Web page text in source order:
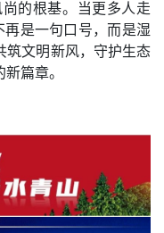
的根基。当更多人走
再是一句口号，而是湿
筑文明新风，守护生态
篇章。